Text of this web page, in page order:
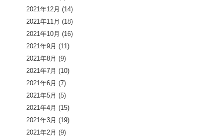
2021年12月 (14)
2021年11月 (18)
2021年10月 (16)
2021年9月 (11)
2021年8月 (9)
2021年7月 (10)
2021年6月 (7)
2021年5月 (5)
2021年4月 (15)
2021年3月 (19)
2021年2月 (9)